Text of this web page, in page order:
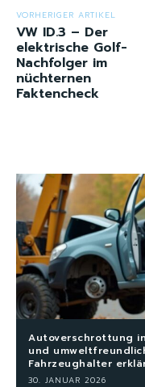
VORHERIGER ARTIKEL
VW ID.3 – Der
elektrische Golf-
Nachfolger im
nüchternen
Faktencheck
Autoverschrottung
und
Fahrzeughalter
30. JANUAR 2026